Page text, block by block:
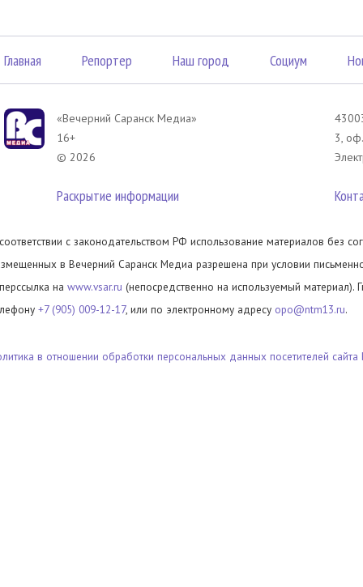
Главная Репортер Наш город Социум
«Вечерний Саранск Mедиа»
16+
© 2026
Раскрытие информации
3,
с законодательством РФ использование материалов без
в Вечерний Саранск Медиа разрешена при условии
на www.vsar.ru (непосредственно на используемый материал).
+7 (905) 009-12-17, или по электронному адресу opo@ntm13.ru.
в отношении обработки персональных данных посетителей